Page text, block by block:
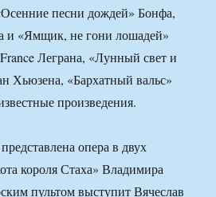
песни дождей» Бонфа,
и «Ямщик, не гони лошадей»
Леграна, «Лунный свет и
Хьюзена, «Бархатный вальс»
произведения.
опера в двух
короля Стаха» Владимира
пультом выступит Вячеслав